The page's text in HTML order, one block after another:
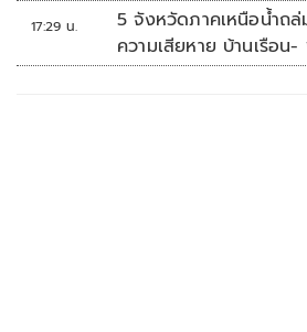
17:29 น.
5 จังหวัดภาคเหนือน้ำถ
ความเสียหาย บ้านเรือน